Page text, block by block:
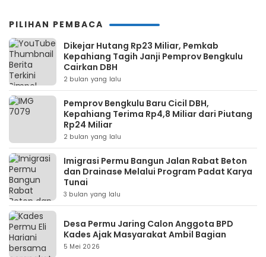
PILIHAN PEMBACA
Dikejar Hutang Rp23 Miliar, Pemkab
Kepahiang Tagih Janji Pemprov Bengkulu
Cairkan DBH
2 bulan yang lalu
Pemprov Bengkulu Baru Cicil DBH,
Kepahiang Terima Rp4,8 Miliar dari Piutang
Rp24 Miliar
2 bulan yang lalu
Imigrasi Permu Bangun Jalan Rabat Beton
dan Drainase Melalui Program Padat Karya
Tunai
3 bulan yang lalu
Desa Permu Jaring Calon Anggota BPD
Kades Ajak Masyarakat Ambil Bagian
5 Mei 2026